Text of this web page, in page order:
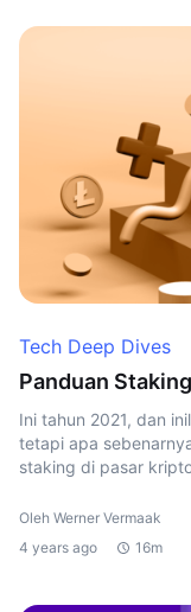
Tech Deep Dives
Panduan
Ini tahun 2021, dan
tetapi apa
staking di pasar
Oleh Werner Vermaak
4 years ago
16m